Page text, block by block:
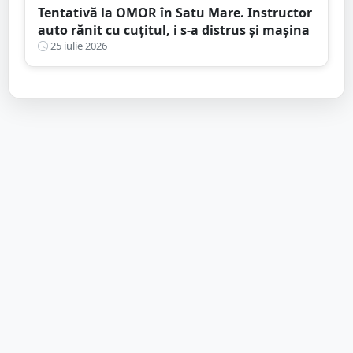
Tentativă la OMOR în Satu Mare. Instructor
auto rănit cu cuțitul, i s-a distrus și mașina
25 iulie 2026